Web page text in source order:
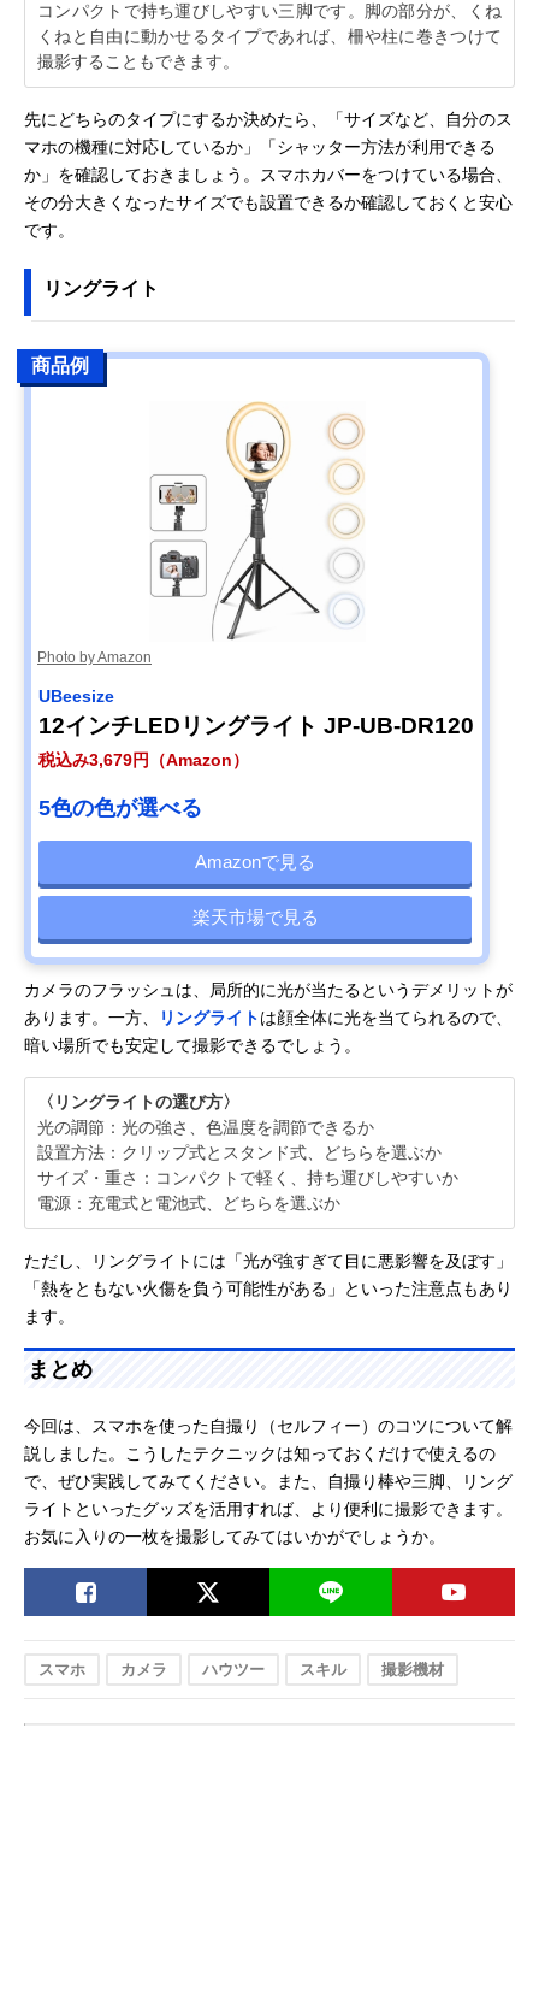
コンパクトで持ち運びしやすい三脚です。脚の部分が、くね
くねと自由に動かせるタイプであれば、柵や柱に巻きつけて
撮影することもできます。
先にどちらのタイプにするか決めたら、「サイズなど、自分のス
マホの機種に対応しているか」「シャッター方法が利用できる
か」を確認しておきましょう。スマホカバーをつけている場合、
その分大きくなったサイズでも設置できるか確認しておくと安心
です。
リングライト
商品例
Photo by Amazon
UBeesize
12インチLEDリングライト JP-UB-DR120
税込み3,679円（Amazon）
5色の色が選べる
Amazonで見る
楽天市場で見る
カメラのフラッシュは、局所的に光が当たるというデメリットが
あります。一方、
リングライトは顔全体に光を当てられるので、
暗い場所でも安定して撮影できるでしょう。
〈リングライトの選び方〉
光の調節：光の強さ、色温度を調節できるか
設置方法：クリップ式とスタンド式、どちらを選ぶか
サイズ・重さ：コンパクトで軽く、持ち運びしやすいか
電源：充電式と電池式、どちらを選ぶか
ただし、リングライトには「光が強すぎて目に悪影響を及ぼす」
「熱をともない火傷を負う可能性がある」といった注意点もあり
ます。
まとめ
今回は、スマホを使った自撮り（セルフィー）のコツについて解
説しました。こうしたテクニックは知っておくだけで使えるの
で、ぜひ実践してみてください。また、自撮り棒や三脚、リング
ライトといったグッズを活用すれば、より便利に撮影できます。
お気に入りの一枚を撮影してみてはいかがでしょうか。
スマホ カメラ ハウツー スキル 撮影機材